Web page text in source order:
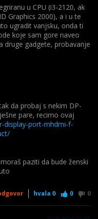
u CPU (i3-2120, ak
Graphics 2000), a i u te
ugradit vanjsku, onda ti
koje sam gore naveo
druge gadgete, probavanje
da probaj s nekim DP-
pare, recimo ovaj
display-port-mhdmi-f-
paziti da bude ženski
hvala 0 0 0